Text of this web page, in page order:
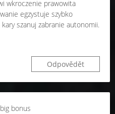
wkroczenie prawowita
egzystuje szybko
szanuj zabranie autonomii.
Odpovědět
bonus